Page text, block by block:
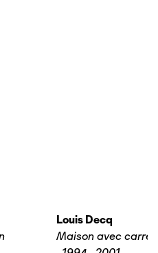
Louis Decq
Maison avec